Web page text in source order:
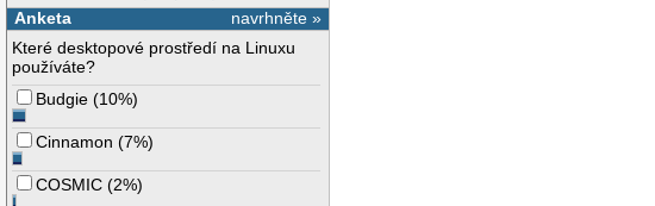
navrhněte »
Anketa
Které desktopové prostředí na Linuxu
používáte?
Budgie (10%)
Cinnamon (7%)
COSMIC (2%)